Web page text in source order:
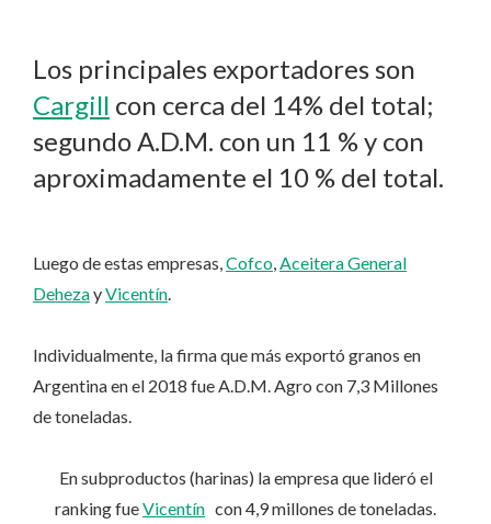
Los principales exportadores son
Cargill con cerca del 14% del total;
segundo A.D.M. con un 11 % y con
aproximadamente el 10 % del total.
Luego de estas empresas,Cofco,Aceitera General
DehezayVicentín.
Individualmente, la firma que más exportó granos en
Argentina en el 2018 fue A.D.M. Agro con 7,3 Millones
de toneladas.
En subproductos (harinas) la empresa que lideró el
ranking fueVicentín con 4,9 millones de toneladas.